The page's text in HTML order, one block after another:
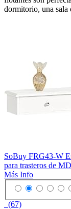
dormitorio, una sala
SoBuy FRG43-W
para trasteros de
Más Info
(67)